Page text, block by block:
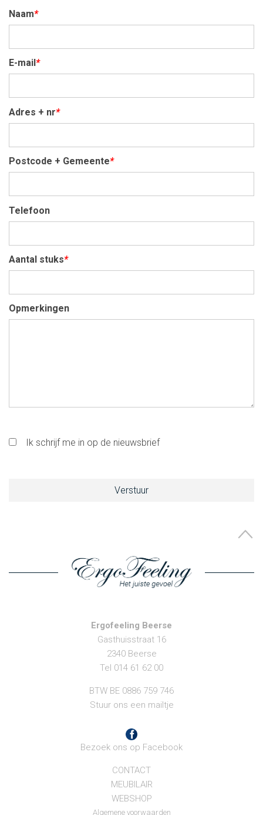
Naam*
E-mail *
Adres + nr*
Postcode + Gemeente*
Telefoon
Aantal stuks*
Opmerkingen
Ik schrijf me in op de nieuwsbrief
Ergofeeling Beerse
Gasthuisstraat 16
2340 Beerse
Tel 014 61 62 00
BTW BE 0886 759 746
Stuur ons een mailtje
Bezoek ons op Facebook
CONTACT
MEUBILAIR
WEBSHOP
Algemene voorwaarden